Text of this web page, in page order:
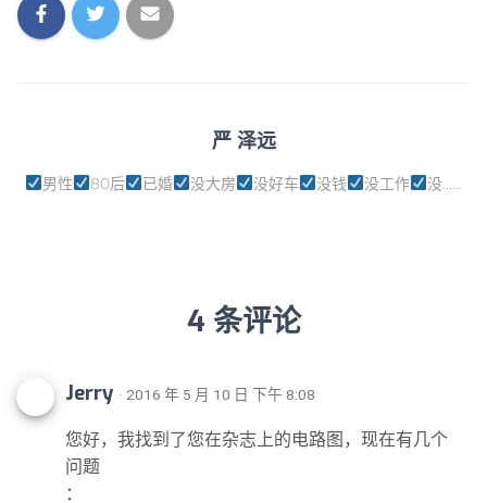
严 泽远
男性 80后 已婚 没大房 没好车 没钱 没工作 没......
4 条评论
Jerry · 2016 年 5 月 10 日 下午 8:08
您好，我找到了您在杂志上的电路图，现在有几个
问题
：